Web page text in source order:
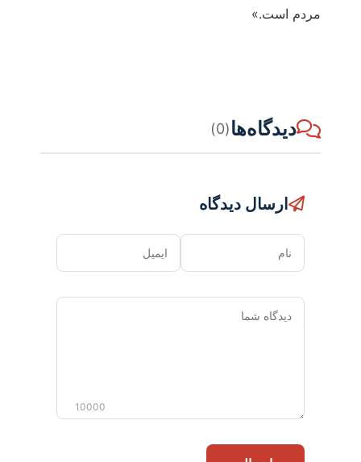
مردم است.»
دیدگاه‌ها(0)
ارسال دیدگاه
نام ایمیل
دیدگاه
10000